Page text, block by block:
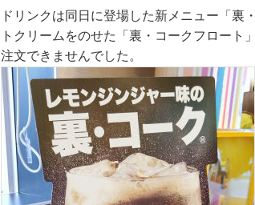
ドリンクは同日に登場した新メニュー「裏
トクリームをのせた「裏・コークフロー
注文できませんでした。